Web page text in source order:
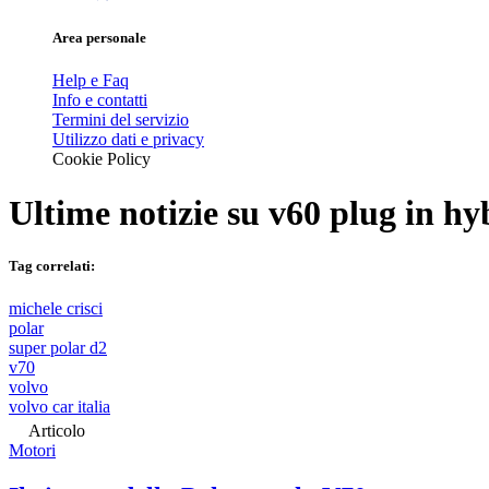
Area personale
Help e Faq
Info e contatti
Termini del servizio
Utilizzo dati e privacy
Cookie Policy
Ultime notizie su v60 plug in
Tag correlati:
michele crisci
polar
super polar d2
v70
volvo
volvo car italia
Articolo
Motori